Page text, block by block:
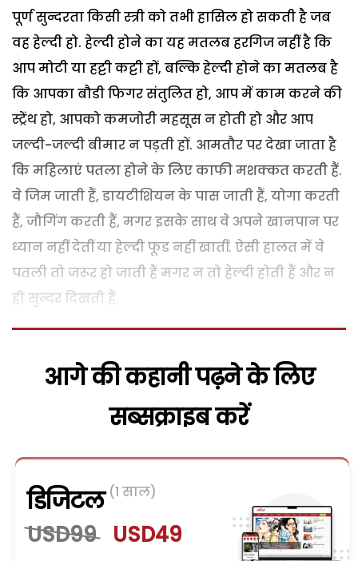
पूर्ण सुन्दरता किसी स्त्री को तभी हासिल हो सकती है जब
वह हेल्दी हो. हेल्दी होने का यह मतलब हरगिज नहीं है कि
आप मोटी या हट्टी कट्टी हों, बल्कि हेल्दी होने का मतलब है
कि आपका बौडी फिगर संतुलित हो, आप में काम करने की
स्ट्रेंथ हो, आपको कमजोरी महसूस न होती हो और आप
जल्दी-जल्दी बीमार न पड़ती हों. आमतौर पर देखा जाता है
कि महिलाएं पतला होने के लिए काफी मशक्कत करती हैं.
वे जिम जाती हैं, डायटीशियन के पास जाती हैं, योगा करती
हैं, जौगिंग करती हैं, मगर इसके साथ वे अपने खानपान पर
ध्यान नहीं देतीं या हेल्दी फूड नहीं खातीं. ऐसी हालत में वे
पतली तो जरूर हो जाती हैं मगर न तो हेल्दी होती हैं और न
ही सुन्दर दिखती हैं.
आगे की कहानी पढ़ने के लिए
सब्सक्राइब करें
डिजिटल (1 साल)
USD99 USD49